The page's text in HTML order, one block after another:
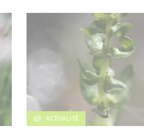
ACTUALITÉ